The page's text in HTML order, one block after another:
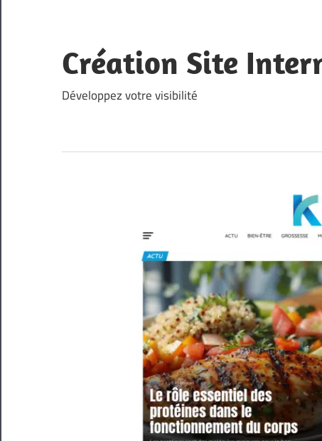
content
Création Site
Développez votre visibilité